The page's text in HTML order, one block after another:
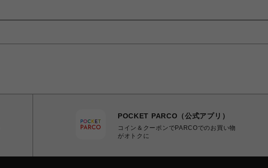
POCKET PARCO（公式アプリ）
コイン＆クーポンでPARCOでのお買い物
がオトクに